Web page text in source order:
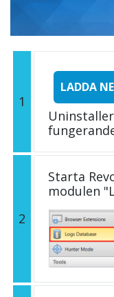
1
LADDA
2
Starta
modulen